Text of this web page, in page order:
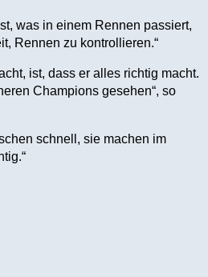
was in einem Rennen passiert,
Rennen zu kontrollieren.“
ist, dass er alles richtig macht.
Champions gesehen“, so
schnell, sie machen im